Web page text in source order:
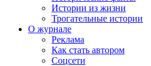
Истории из жизни
Трогательные истории
О журнале
Реклама
Как стать автором
Соцсети